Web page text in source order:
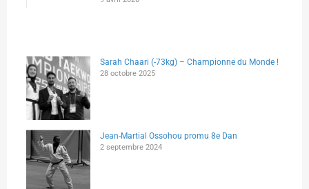
Sarah Chaari (-73kg) – Championne du Monde !
28 octobre 2025
Jean-Martial Ossohou promu 8e Dan
2 septembre 2024